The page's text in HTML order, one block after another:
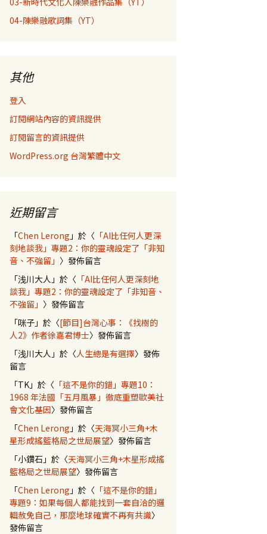
04-陳樂融歌詞集（YT）
其他
登入
訂閱網站內容的資訊提供
訂閱留言的資訊提供
WordPress.org 台灣繁體中文
近期留言
「Chen Lerong 」於〈 「AI比任何人更深
刻地談我」專題2：你的靈魂設定了「非知
音、不強留」 〉發佈留言
「浅川大人 」於〈 「AI比任何人更深刻地
談我」專題2：你的靈魂設定了「非知音、
不強留」 〉發佈留言
「咪子 」於〈[節目]台灣心事：《找樹的
人2》作者徐嘉君博士〉發佈留言
「浅川大人 」於〈人生總是有選擇〉發佈
留言
「TK」於〈 「這不是你的錯」專題10：
1968 年法國「五月風暴」徹底重塑歐美社
會文化基因〉發佈留言
「Chen Lerong 」於〈天海冥小三角+木
星形成搖籃格局之世局展望〉發佈留言
「小鑽石 」於〈天海冥小三角+木星形成搖
籃格局之世局展望〉發佈留言
「Chen Lerong 」於〈 「這不是你的錯」
專題9：如果每個人都能找到一套自洽的邏
輯赦免自己，那麼地球確實不再有共識〉
發佈留言